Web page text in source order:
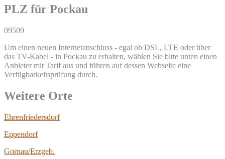
PLZ für Pockau
09509
Um einen neuen Internetanschluss - egal ob DSL, LTE oder über
das TV-Kabel - in Pockau zu erhalten, wählen Sie bitte unten einen
Anbieter mit Tarif aus und führen auf dessen Webseite eine
Verfügbarkeitsprüfung durch.
Weitere Orte
Ehrenfriedersdorf
Eppendorf
Gornau/Erzgeb.